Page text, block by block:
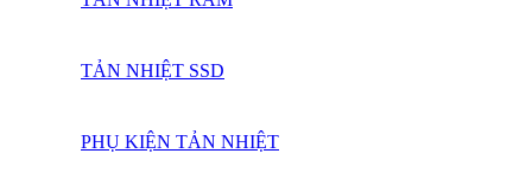
TẢN NHIỆT SSD
PHỤ KIỆN TẢN NHIỆT